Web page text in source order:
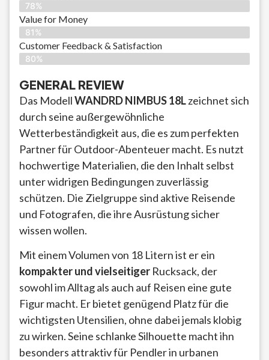
78%
Value for Money
81%
Customer Feedback & Satisfaction​
80%
GENERAL REVIEW
Das ModellWANDRD NIMBUS 18Lzeichnet sich
durch seine außergewöhnliche
Wetterbeständigkeit aus, die es zum perfekten
Partner für Outdoor-Abenteuer macht. Es nutzt
hochwertige Materialien, die den Inhalt selbst
unter widrigen Bedingungen zuverlässig
schützen. Die Zielgruppe sind aktive Reisende
und Fotografen, die ihre Ausrüstung sicher
wissen wollen.
Mit einem Volumen von 18 Litern ist er ein
kompakter und vielseitiger Rucksack, der
sowohl im Alltag als auch auf Reisen eine gute
Figur macht. Er bietet genügend Platz für die
wichtigsten Utensilien, ohne dabei jemals klobig
zu wirken. Seine schlanke Silhouette macht ihn
besonders attraktiv für Pendler in urbanen